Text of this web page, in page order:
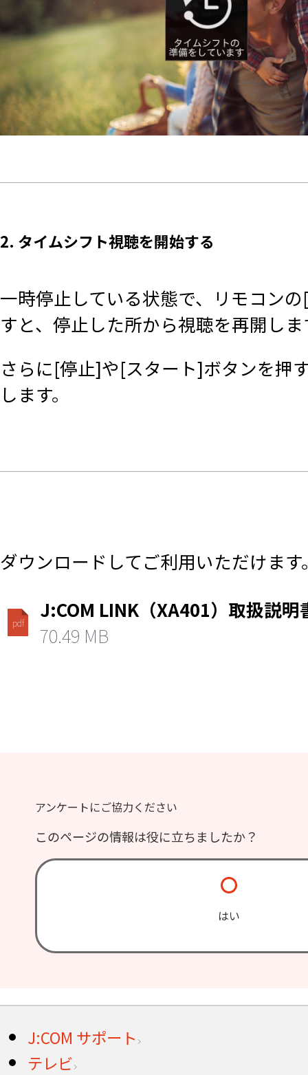
2. タイムシフト視聴を開始する
一時停止している状態で、リモコン
すと、停止した所から視聴を再開しま
さらに[停止]や[スタート]ボタンを押
します。
ダウンロードしてご利用いただけます
pdf
J:COM LINK（XA401）取扱説明
70.49 MB
アンケートにご協力ください
このページの情報は役に立ちましたか？
はい
J:COM サポート
テレビ